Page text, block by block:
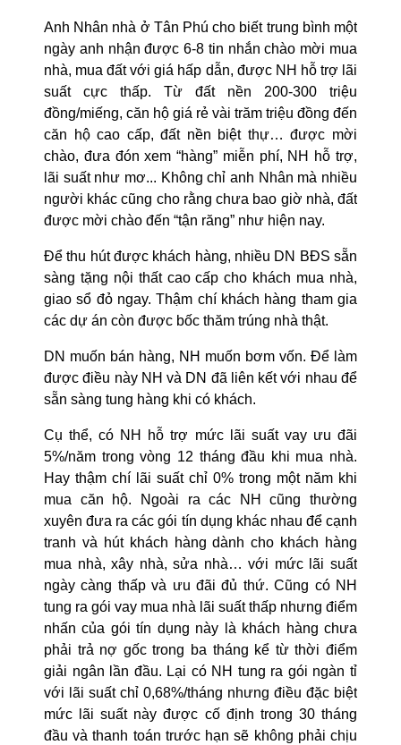
Anh Nhân nhà ở Tân Phú cho biết trung bình một
ngày anh nhận được 6-8 tin nhắn chào mời mua
nhà, mua đất với giá hấp dẫn, được NH hỗ trợ lãi
suất cực thấp. Từ đất nền 200-300 triệu
đồng/miếng, căn hộ giá rẻ vài trăm triệu đồng đến
căn hộ cao cấp, đất nền biệt thự… được mời
chào, đưa đón xem “hàng” miễn phí, NH hỗ trợ,
lãi suất như mơ... Không chỉ anh Nhân mà nhiều
người khác cũng cho rằng chưa bao giờ nhà, đất
được mời chào đến “tận răng” như hiện nay.
Để thu hút được khách hàng, nhiều DN BĐS sẵn
sàng tặng nội thất cao cấp cho khách mua nhà,
giao sổ đỏ ngay. Thậm chí khách hàng tham gia
các dự án còn được bốc thăm trúng nhà thật.
DN muốn bán hàng, NH muốn bơm vốn. Để làm
được điều này NH và DN đã liên kết với nhau để
sẵn sàng tung hàng khi có khách.
Cụ thể, có NH hỗ trợ mức lãi suất vay ưu đãi
5%/năm trong vòng 12 tháng đầu khi mua nhà.
Hay thậm chí lãi suất chỉ 0% trong một năm khi
mua căn hộ. Ngoài ra các NH cũng thường
xuyên đưa ra các gói tín dụng khác nhau để cạnh
tranh và hút khách hàng dành cho khách hàng
mua nhà, xây nhà, sửa nhà… với mức lãi suất
ngày càng thấp và ưu đãi đủ thứ. Cũng có NH
tung ra gói vay mua nhà lãi suất thấp nhưng điểm
nhấn của gói tín dụng này là khách hàng chưa
phải trả nợ gốc trong ba tháng kể từ thời điểm
giải ngân lần đầu. Lại có NH tung ra gói ngàn tỉ
với lãi suất chỉ 0,68%/tháng nhưng điều đặc biệt
mức lãi suất này được cố định trong 30 tháng
đầu và thanh toán trước hạn sẽ không phải chịu